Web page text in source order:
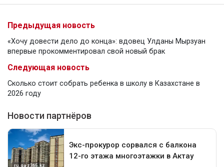
Предыдущая новость
«Хочу довести дело до конца»: вдовец Улданы Мырзуан
впервые прокомментировал свой новый брак
Следующая новость
Сколько стоит собрать ребенка в школу в Казахстане в
2026 году